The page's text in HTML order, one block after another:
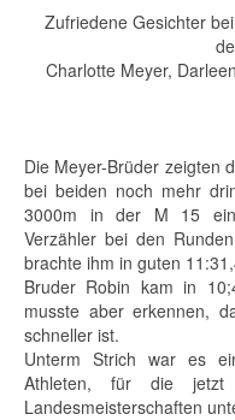
Zufriedene Gesichter
Charlotte Meyer,
Die Meyer-Brüder zeigten
bei beiden noch mehr
3000m in der M 15 ein
Verzähler bei den
brachte ihm in guten
Bruder Robin kam in
musste aber erkennen,
schneller ist.
Unterm Strich war es
Athleten, für die jetzt
Landesmeisterschaften